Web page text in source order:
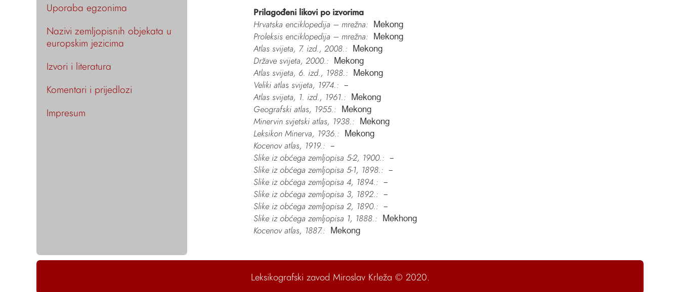
Uporaba egzonima
Nazivi zemljopisnih objekata u
europskim jezicima
Izvori i literatura
Komentari i prijedlozi
Impresum
Prilagođeni likovi po izvorima
Hrvatska enciklopedija – mrežna:
Mekong
Proleksis enciklopedija – mrežna: Mekong
Atlas svijeta, 7. izd., 2008.: Mekong
Države svijeta, 2000.: Mekong
Atlas svijeta, 6. izd., 1988.: Mekong
Veliki atlas svijeta, 1974.: –
Atlas svijeta, 1. izd., 1961.: Mekong
Geografski atlas, 1955.: Mekong
Minervin svjetski atlas, 1938.: Mekong
Leksikon Minerva, 1936.: Mekong
Kocenov atlas, 1919.: –
Slike iz obćega zemljopisa 5-2, 1900.: –
Slike iz obćega zemljopisa 5-1, 1898.: –
Slike iz obćega zemljopisa 4, 1894.: –
Slike iz obćega zemljopisa 3, 1892.: –
Slike iz obćega zemljopisa 2, 1890.: –
Slike iz obćega zemljopisa 1, 1888.: Mekhong
Kocenov atlas, 1887.: Mekong
Leksikografski zavod Miroslav Krleža © 2020.